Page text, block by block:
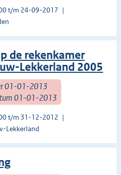
t/m 24-09-2017
de rekenkamer
Lekkerland 2005
01-01-2013
01-01-2013
t/m 31-12-2012
Lekkerland